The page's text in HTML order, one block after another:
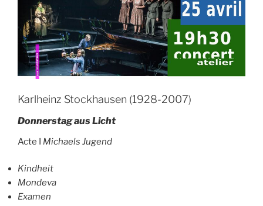
Karlheinz Stockhausen (1928-2007)
Donnerstag aus Licht
Acte I Michaels Jugend
Kindheit
Mondeva
Examen